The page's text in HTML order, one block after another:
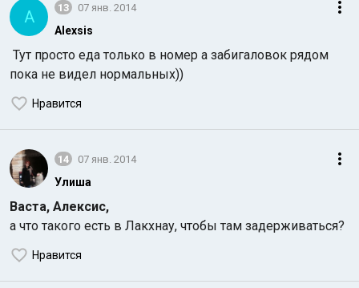
A 13 07 янв. 2014
Alexsis
Тут просто еда только в номер а забигаловок рядом
пока не видел нормальных))
Нравится
14 07 янв. 2014
Улиша
Васта, Алексис,
а что такого есть в Лакхнау, чтобы там задерживаться?
Нравится